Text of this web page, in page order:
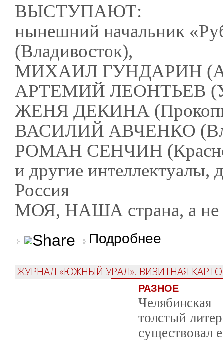
ВЫСТУПАЮТ:
нынешний начальник
(Владивосток),
МИХАИЛ ГУНДАРИН
АРТЕМИЙ ЛЕОНТЬЕВ
ЖЕНЯ ДЕКИНА
ВАСИЛИЙ АВЧЕНКО
РОМАН СЕНЧИН
и другие интеллектуалы,
Россия
МОЯ, НАША страна, а не
Подробнее
ЖУРНАЛ «ЮЖНЫЙ УРАЛ». ВИЗИТНАЯ
РАЗНОЕ
толстый
существовал